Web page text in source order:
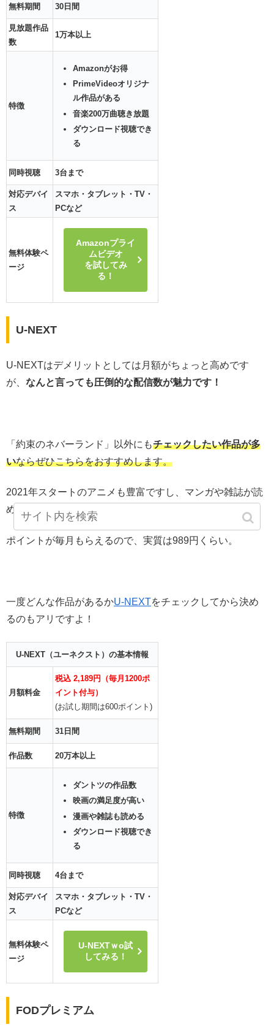
無料期間 30日間
見放題作品
数
1万本以上
特徴
Amazonがお得
PrimeVideoオリジナ
ル作品がある
音楽200万曲聴き放題
ダウンロード視聴でき
る
同時視聴 3台まで
対応デバイ
ス
スマホ・タブレット・TV・
PCなど
無料体験ペ
ージ
Amazonプライ
ムビデオ
を試してみ
る！
U-NEXT
U-NEXTはデメリットとしては月額がちょっと高めです
が、 なんと言っても圧倒的な配信数が魅力です！
「約束のネバーランド」以外にもチェックしたい作品が多
いならぜひこちらをおすすめします。
2021年スタートのアニメも豊富ですし、マンガや雑誌が読
めるのもポイントですね！
ポイントが毎月もらえるので、実質は989円くらい。
一度どんな作品があるかU-NEXTをチェックしてから決め
るのもアリですよ！
U-NEXT（ユーネクスト）の基本情報
月額料金
税込 2,189円（毎月1200ポ
イント付与）
(お試し期間は600ポイント)
無料期間 31日間
作品数 20万本以上
特徴
ダントツの作品数
映画の満足度が高い
漫画や雑誌も読める
ダウンロード視聴でき
る
同時視聴 4台まで
対応デバイ
ス
スマホ・タブレット・TV・
PCなど
無料体験ペ
ージ
U-NEXTｗo試
してみる！
FODプレミアム